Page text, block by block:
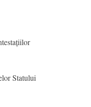
Statului